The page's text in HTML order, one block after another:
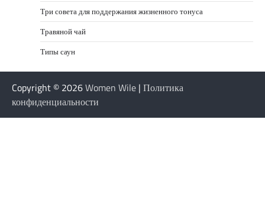
Три совета для поддержания жизненного тонуса
Травяной чай
Типы саун
Copyright © 2026Women Wile | Политика
конфиденциальности